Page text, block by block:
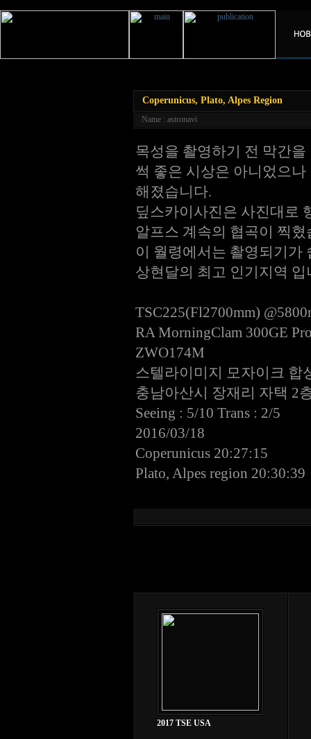
Coperunicus, Plato, Alpes Region
Name : astronavi
목성을 촬영하기 전 막간
썩 좋은 시상은 아니었으
해졌습니다.
딮스카이사진은 사진대로
알프스 계속의 협곡이 찍혔
이 월령에서는 촬영되기가
상현달의 최고 인기지역 입
TSC225(Fl2700mm)
RA MorningClam 300GE
ZWO174M
스텔라이미지 모자이크 합
충남아산시 장재리 자택 2
Seeing : 5/10 Trans : 2/5
2016/03/18
Coperunicus 20:27:15
Plato, Alpes region 20:30:39
2017 TSE USA